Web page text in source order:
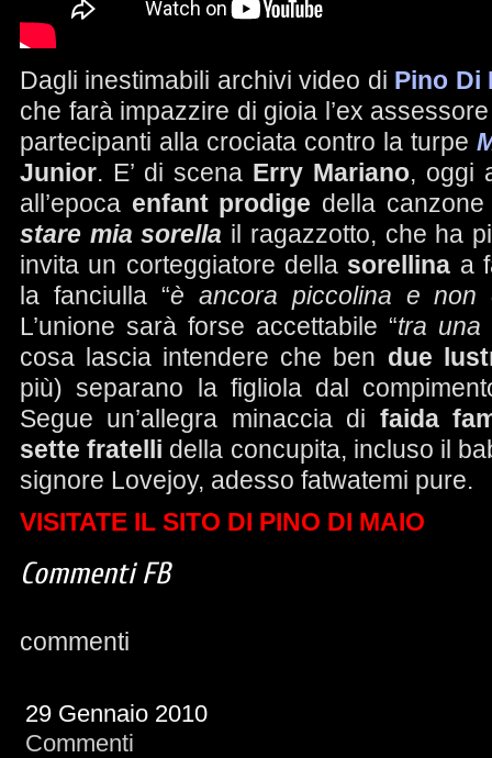
Dagli inestimabili archivi video di Pino Di
che farà impazzire di gioia l’ex
partecipanti alla crociata contro la turpe
Junior. E’ di scena Erry Mariano, oggi
all’epoca enfant prodige della
stare mia sorella il ragazzotto, che ha
invita un corteggiatore della sorellina a
la fanciulla “è ancora piccolina e non
L’unione sarà forse accettabile “tra una
cosa lascia intendere che ben due
più) separano la figliola dal
Segue un’allegra minaccia di faida
sette fratelli della concupita, incluso il
signore Lovejoy, adesso fatwatemi pure.
VISITATE IL SITO DI PINO DI MAIO
Commenti FB
commenti
29 Gennaio 2010
Commenti